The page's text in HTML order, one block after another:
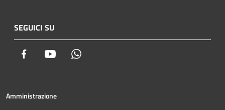
SEGUICI SU
Facebook Youtube
Amministrazione